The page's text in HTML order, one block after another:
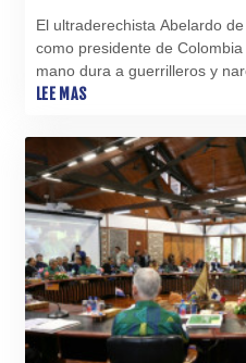
El ultraderechista Abelardo
como presidente de
mano dura a guerrilleros y
lazos con Washington y
LEE MAS